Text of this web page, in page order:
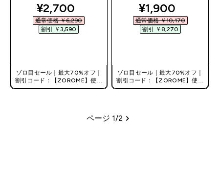
discounted price
¥2,700‎
通常価格 ￥6,290‎
割引 ￥3,590‎
ゾロ目セール｜最大70%オフ｜
割引コード：【ZOROME】使用
で追加10%オフ！
discounted
¥1,900‎
通常価格 ￥10,170‎
割引 ￥8,270‎
ゾロ目セール｜最大70%オフ｜
割引コード：【ZOROME】使用
で追加10%オフ！
ページ
ページ 1/2